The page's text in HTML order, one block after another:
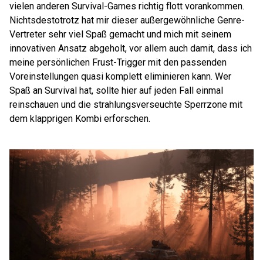
vielen anderen Survival-Games richtig flott vorankommen.
Nichtsdestotrotz hat mir dieser außergewöhnliche Genre-
Vertreter sehr viel Spaß gemacht und mich mit seinem
innovativen Ansatz abgeholt, vor allem auch damit, dass ich
meine persönlichen Frust-Trigger mit den passenden
Voreinstellungen quasi komplett eliminieren kann. Wer
Spaß an Survival hat, sollte hier auf jeden Fall einmal
reinschauen und die strahlungsverseuchte Sperrzone mit
dem klapprigen Kombi erforschen.